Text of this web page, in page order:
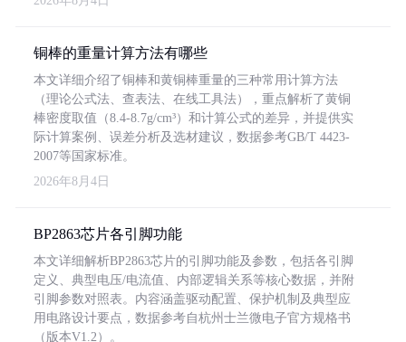
铜棒的重量计算方法有哪些
本文详细介绍了铜棒和黄铜棒重量的三种常用计算方法
（理论公式法、查表法、在线工具法），重点解析了黄铜
棒密度取值（8.4-8.7g/cm³）和计算公式的差异，并提供实
际计算案例、误差分析及选材建议，数据参考GB/T 4423-
2007等国家标准。
2026年8月4日
BP2863芯片各引脚功能
本文详细解析BP2863芯片的引脚功能及参数，包括各引脚
定义、典型电压/电流值、内部逻辑关系等核心数据，并附
引脚参数对照表。内容涵盖驱动配置、保护机制及典型应
用电路设计要点，数据参考自杭州士兰微电子官方规格书
（版本V1.2）。